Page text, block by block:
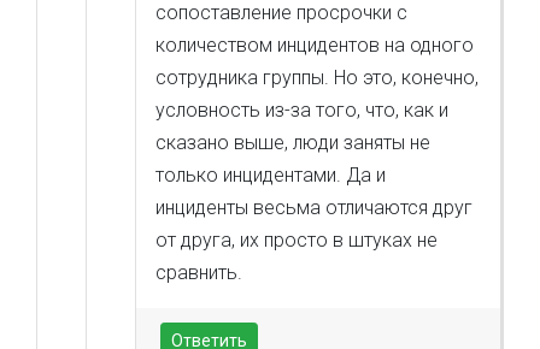
сопоставление просрочки с
количеством инцидентов на одного
сотрудника группы. Но это, конечно,
условность из-за того, что, как и
сказано выше, люди заняты не
только инцидентами. Да и
инциденты весьма отличаются друг
от друга, их просто в штуках не
сравнить.
Ответить